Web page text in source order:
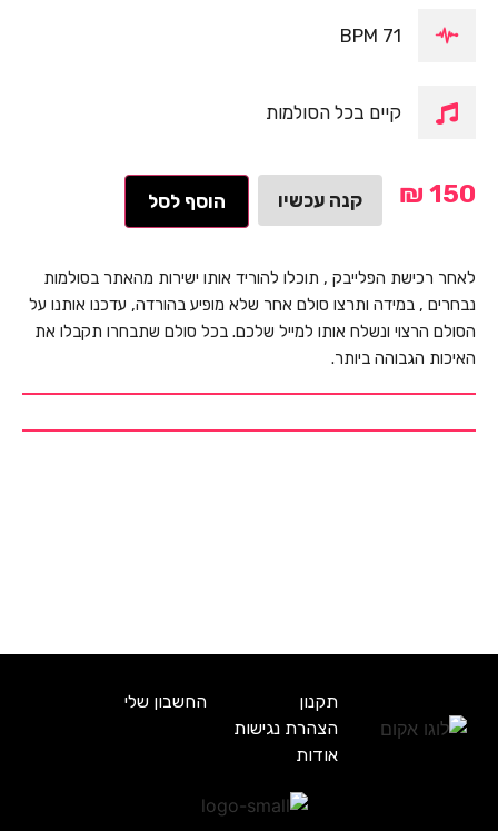
71 BPM
קיים בכל הסולמות
₪ 150 קנה עכשיו הוסף לסל
לאחר רכישת הפלייבק , תוכלו להוריד אותו ישירות מהאתר בסולמות
נבחרים , במידה ותרצו סולם אחר שלא מופיע בהורדה, עדכנו אותנו על
הסולם הרצוי ונשלח אותו למייל שלכם. בכל סולם שתבחרו תקבלו את
האיכות הגבוהה ביותר.
תקנון
החשבון שלי
הצהרת נגישות
אודות